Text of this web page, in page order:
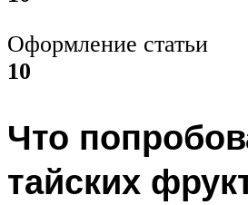
Оформление статьи
10
Что
тайских